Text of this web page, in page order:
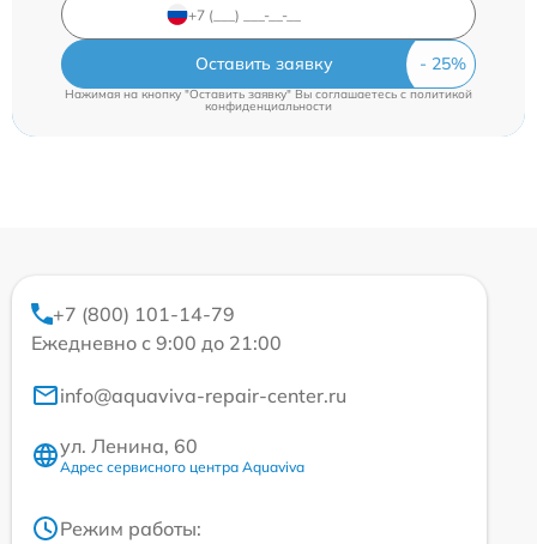
Оставить заявку
Нажимая на кнопку "Оставить заявку" Вы соглашаетесь c политикой
конфиденциальности
+7 (800) 101-14-79
Ежедневно с 9:00 до 21:00
info@aquaviva-repair-center.ru
ул. Ленина, 60
Адрес сервисного центра Aquaviva
Режим работы: